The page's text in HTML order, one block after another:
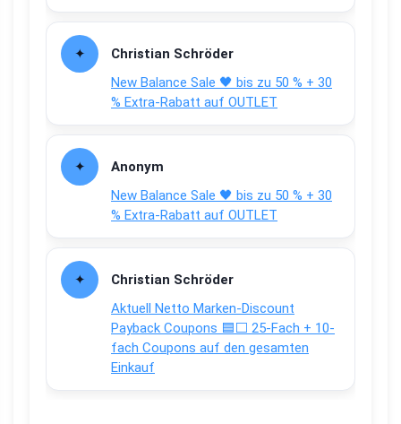
Christian Schröder
New Balance Sale 🖤 bis zu 50 % + 30
% Extra-Rabatt auf OUTLET
Anonym
New Balance Sale 🖤 bis zu 50 % + 30
% Extra-Rabatt auf OUTLET
Christian Schröder
Aktuell Netto Marken-Discount
Payback Coupons 🟦⬜ 25-Fach + 10-
fach Coupons auf den gesamten
Einkauf